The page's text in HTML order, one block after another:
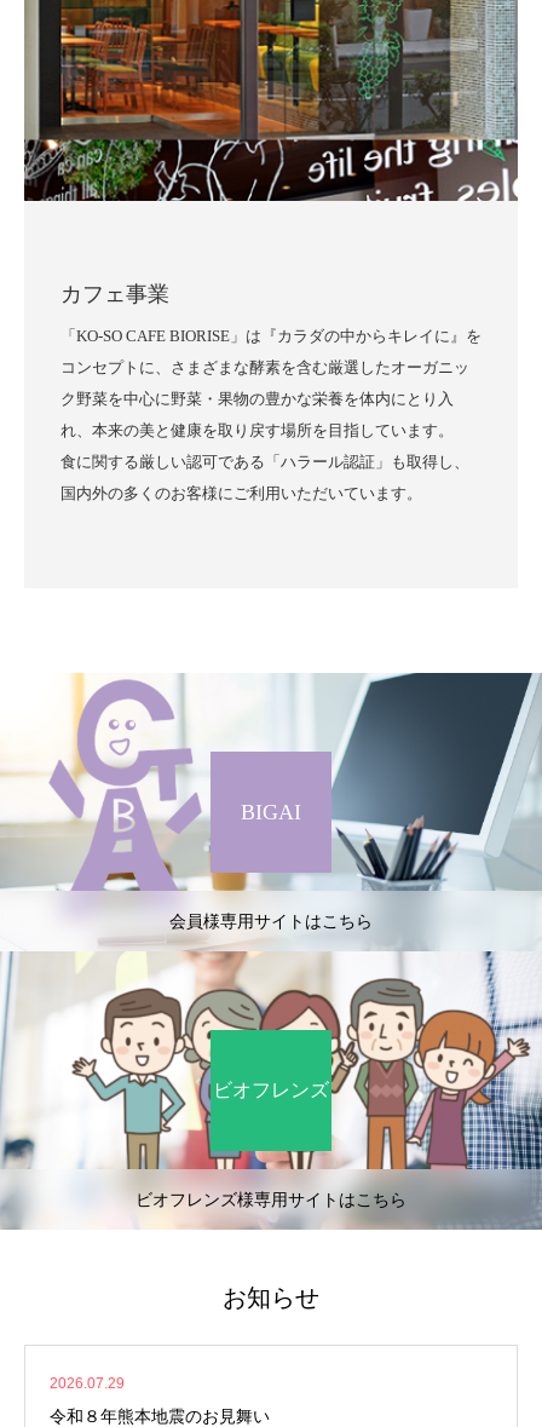
カフェ事業
「KO-SO CAFE BIORISE」は『カラダの中からキレイに』を
コンセプトに、さまざまな酵素を含む厳選したオーガニッ
ク野菜を中心に野菜・果物の豊かな栄養を体内にとり入
れ、本来の美と健康を取り戻す場所を目指しています。
食に関する厳しい認可である「ハラール認証」も取得し、
国内外の多くのお客様にご利用いただいています。
BIGAI
会員様専用サイトはこちら
ビオフレンズ
ビオフレンズ様専用サイトはこちら
お知らせ
2026.07.29
令和８年熊本地震のお見舞い